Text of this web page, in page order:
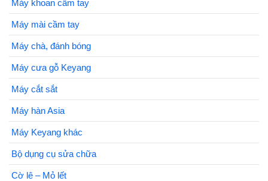
Máy khoan cầm tay
Máy mài cầm tay
Máy chà, đánh bóng
Máy cưa gỗ Keyang
Máy cắt sắt
Máy hàn Asia
Máy Keyang khác
Bộ dụng cụ sửa chữa
Cờ lê – Mỏ lết